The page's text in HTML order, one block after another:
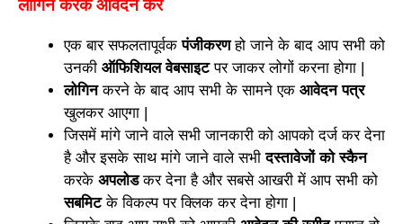
लॉगिन करके आवेदन करें
एक बार सफलतापूर्वकपंजीकरणहो जाने के बाद आप सभी को
उनकी ऑफिशियल वेबसाइट पर जाकर लोगों करना होगा |
लोगिनकरने के बाद आप सभी के सामने एक आवेदन पत्र
खुलकर आएगा |
जिसमें मांगे जाने वाले सभी जानकारी को आपको दर्ज कर देना
है और इसके साथ मांगे जाने वाले सभीदस्तावेजों को स्कैन
करके अपलोडकर देना है और सबसे आखरी में आप सभी को
सबमिटके विकल्प पर क्लिक कर देना होगा |